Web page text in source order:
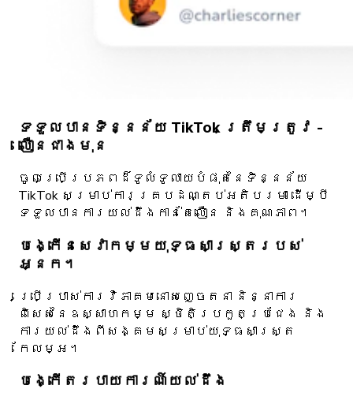
ទទួលបានទិន្នន័យ TikTok ត្រឹមត្រូវ -
លឿនជាងមុន
ចូលប្រើប្រភពដ៏ទូលំទូលាយបំផុតនៃទិន្នន័យ
TikTok សម្រាប់ការគ្របដណ្តប់អតិបរមា ដើម្បី
ទទួលបានការយល់ដឹងកាន់តែលឿន និងគុណភាព។
បង្កើនសេវាកម្មយុទ្ធសាស្ត្ររបស់
អ្នក។
ប្រើប្រាស់ការវិភាគមនោសញ្ចេតនា និន្នាការ
ពិសេសនៃឧស្សាហកម្ម ស្ថិតិប្រកួតប្រជែង និង
ការយល់ដឹងពីសង្គមសម្រាប់យុទ្ធសាស្ត្រ
កែលម្អ។
បង្កើត​របាយការណ៍​យល់​ដឹង